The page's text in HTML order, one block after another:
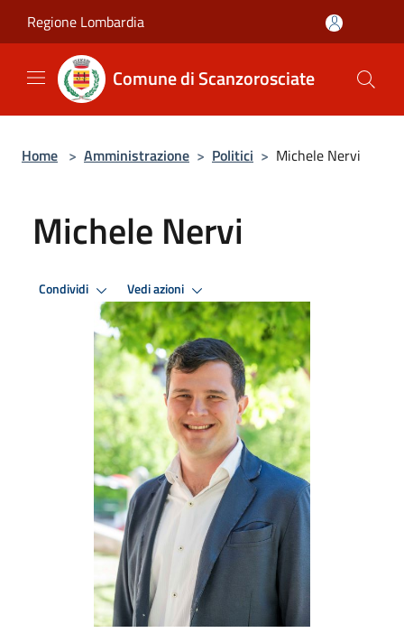
Regione Lombardia
Comune di Scanzorosciate
Home > Amministrazione > Politici > Michele Nervi
Michele Nervi
Condividi Vedi azioni